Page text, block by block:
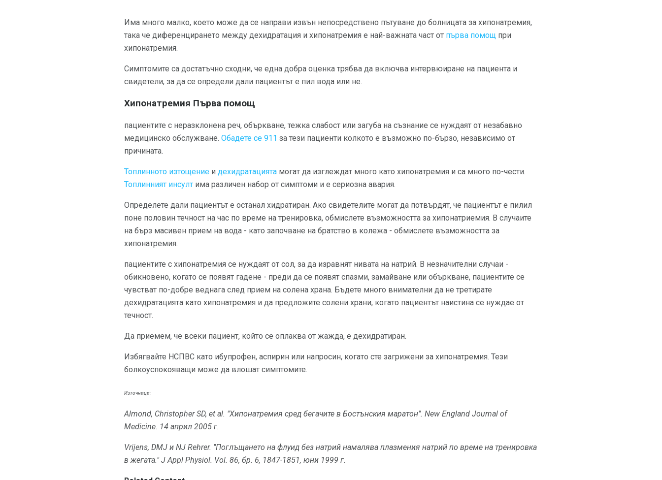
Има много малко, което може да се направи извън непосредствено пътуване до болницата за хипонатремия,
така че диференцирането между дехидратация и хипонатремия е най-важната част от първа помощ при
хипонатремия.
Симптомите са достатъчно сходни, че една добра оценка трябва да включва интервюиране на пациента и
свидетели, за да се определи дали пациентът е пил вода или не.
Хипонатремия Първа помощ
пациентите с неразклонена реч, объркване, тежка слабост или загуба на съзнание се нуждаят от незабавно
медицинско обслужване. Обадете се 911 за тези пациенти колкото е възможно по-бързо, независимо от
причината.
Топлинното изтощение и дехидратацията могат да изглеждат много като хипонатремия и са много по-чести.
Топлинният инсулт има различен набор от симптоми и е сериозна авария.
Определете дали пациентът е останал хидратиран. Ако свидетелите могат да потвърдят, че пациентът е пилил
поне половин течност на час по време на тренировка, обмислете възможността за хипонатриемия. В случаите
на бърз масивен прием на вода - като започване на братство в колежа - обмислете възможността за
хипонатремия.
пациентите с хипонатремия се нуждаят от сол, за да изравнят нивата на натрий. В незначителни случаи -
обикновено, когато се появят гадене - преди да се появят спазми, замайване или объркване, пациентите се
чувстват по-добре веднага след прием на солена храна. Бъдете много внимателни да не третирате
дехидратацията като хипонатремия и да предложите солени храни, когато пациентът наистина се нуждае от
течност.
Да приемем, че всеки пациент, който се оплаква от жажда, е дехидратиран.
Избягвайте НСПВС като ибупрофен, аспирин или напросин, когато сте загрижени за хипонатремия. Тези
болкоуспокояващи може да влошат симптомите.
Източници:
Almond, Christopher SD, et al. "Хипонатремия сред бегачите в Бостънския маратон". New England Journal of
Medicine. 14 април 2005 г.
Vrijens, DMJ и NJ Rehrer. "Поглъщането на флуид без натрий намалява плазмения натрий по време на тренировка
в жегата." J Appl Physiol. Vol. 86, бр. 6, 1847-1851, юни 1999 г.